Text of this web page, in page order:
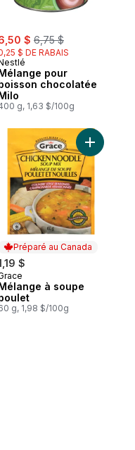
$ , formerly:
6,75 $
$ DE RABAIS
pour
chocolatée
g, 1,63 $/100g
à soupe au panier
Préparé au Canada
$
au Canada
à soupe
g, 1,98 $/100g
Ajouter
de riz et de